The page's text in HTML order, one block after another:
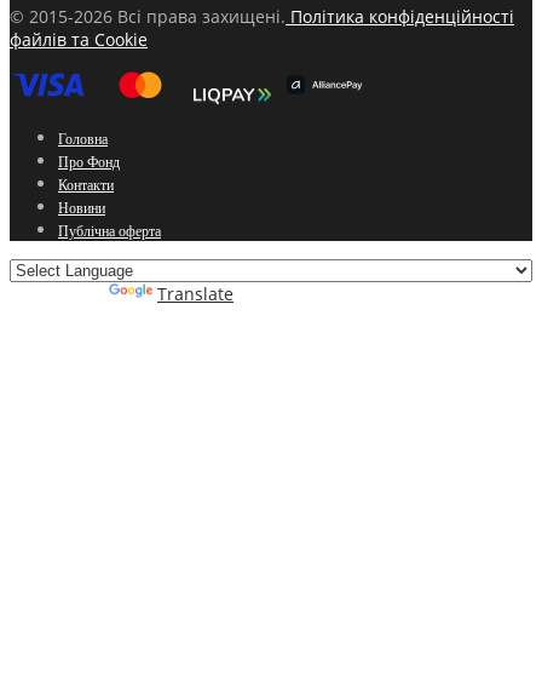
© 2015-2026 Всі права захищені. Політика конфіденційності
файлів та Cookie
Головна
Про Фонд
Контакти
Новини
Публічна оферта
Translate